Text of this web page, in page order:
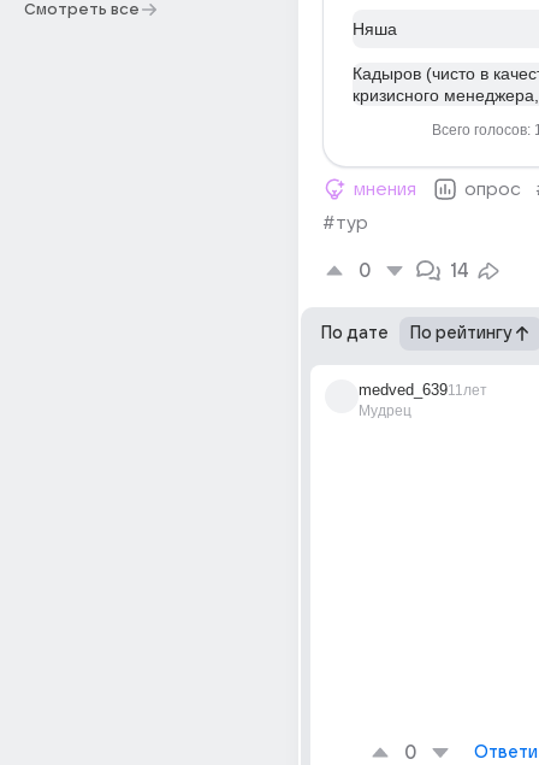
Смотреть все
Няша
Кадыров (чисто в
кризисного
Всего голосов:
мнения опрос
#тур
0 14
По дате По рейтингу
medved_639
Мудрец
11лет
0